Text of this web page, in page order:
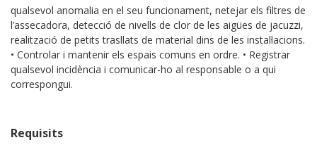
qualsevol anomalia en el seu funcionament, netejar els filtres de
l’assecadora, detecció de nivells de clor de les aigües de jacuzzi,
realització de petits trasllats de material dins de les instal·lacions.
• Controlar i mantenir els espais comuns en ordre. • Registrar
qualsevol incidència i comunicar-ho al responsable o a qui
correspongui.
Requisits